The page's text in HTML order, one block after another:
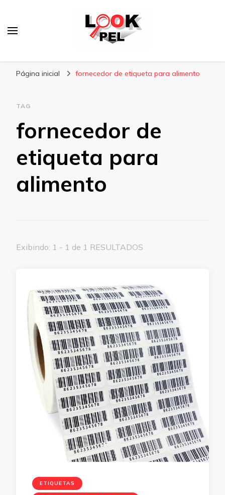
Página inicial fornecedor de etiqueta para alimento
TAG
fornecedor de
etiqueta para
alimento
Exibindo: 1 - 1 de 1 RESULTADOS
ETIQUETAS